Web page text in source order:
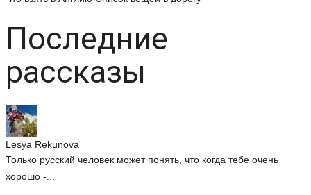
Последние
рассказы
Lesya Rekunova
Только русский человек может понять, что когда тебе очень
хорошо -...